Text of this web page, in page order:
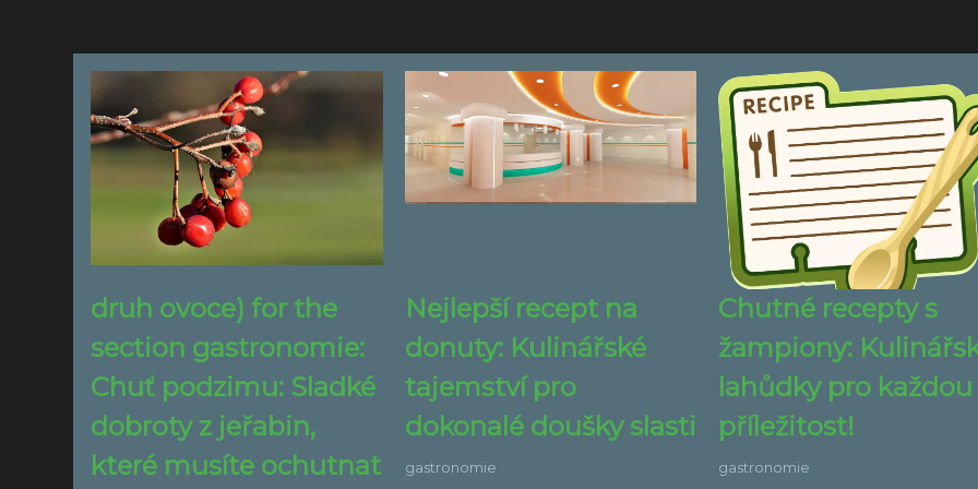
druh ovoce) for the
section gastronomie:
Chuť podzimu: Sladké
dobroty z jeřabin,
které musíte ochutnat
Nejlepší recept na
donuty: Kulinářské
tajemství pro
dokonalé doušky slasti
gastronomie
Chutné recepty s
žampiony:
lahůdky pro každou
příležitost!
gastronomie